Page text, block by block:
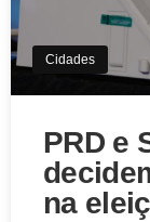
Cidades
PRD e
na